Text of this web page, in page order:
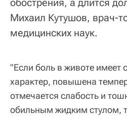
обострения, а длится
Михаил Кутушов, врач-
медицинских наук.
"Если боль в животе имеет
характер, повышена
отмечается слабость и
обильным жидким стулом,